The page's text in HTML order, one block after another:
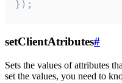
});
setClientAtributes#
Sets the values ​​of attributes
set the values, you need to